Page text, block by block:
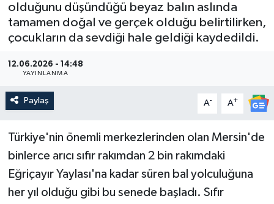
olduğunu düşündüğü beyaz balın aslında
tamamen doğal ve gerçek olduğu belirtilirken,
çocukların da sevdiği hale geldiği kaydedildi.
12.06.2026 - 14:48
YAYINLANMA
Paylaş A- A+
Türkiye'nin önemli merkezlerinden olan Mersin'de
binlerce arıcı sıfır rakımdan 2 bin rakımdaki
Eğriçayır Yaylası'na kadar süren bal yolculuğuna
her yıl olduğu gibi bu senede başladı. Sıfır
Genel
Görüntülü Haber
Güncel
Kültür & Sanat
Magazin
Sağlık & Yaşam
Son Dakika Haberleri
Haber Arşivi